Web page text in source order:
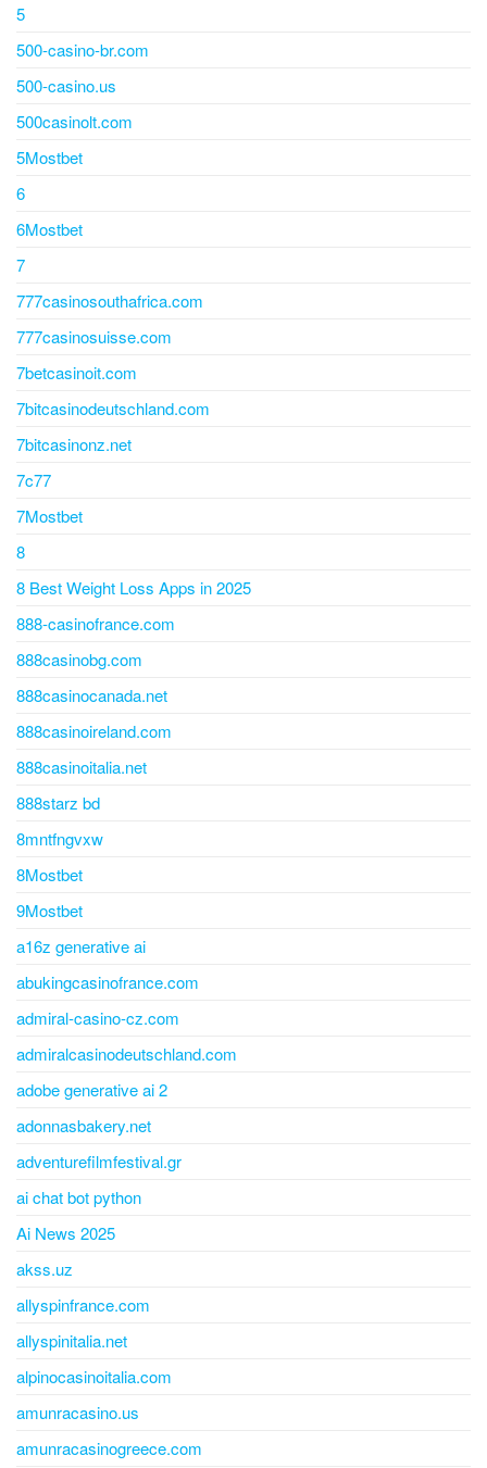
5
500-casino-br.com
500-casino.us
500casinolt.com
5Mostbet
6
6Mostbet
7
777casinosouthafrica.com
777casinosuisse.com
7betcasinoit.com
7bitcasinodeutschland.com
7bitcasinonz.net
7c77
7Mostbet
8
8 Best Weight Loss Apps in 2025
888-casinofrance.com
888casinobg.com
888casinocanada.net
888casinoireland.com
888casinoitalia.net
888starz bd
8mntfngvxw
8Mostbet
9Mostbet
a16z generative ai
abukingcasinofrance.com
admiral-casino-cz.com
admiralcasinodeutschland.com
adobe generative ai 2
adonnasbakery.net
adventurefilmfestival.gr
ai chat bot python
Ai News 2025
akss.uz
allyspinfrance.com
allyspinitalia.net
alpinocasinoitalia.com
amunracasino.us
amunracasinogreece.com